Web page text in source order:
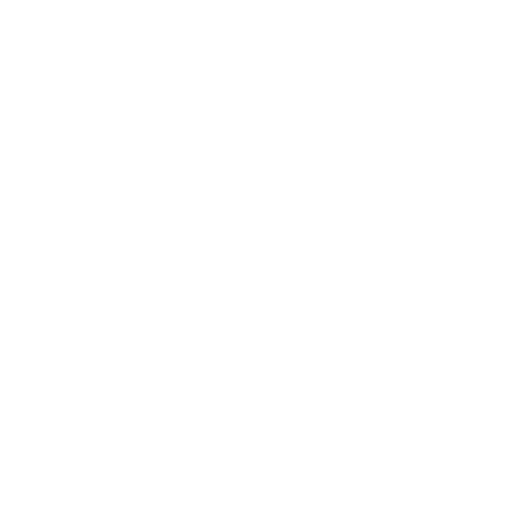
e Paisagismo para Condomínios
e Paisagismo Residencial
Jardinagem Perto de Mim
Jardinagem Próximo a Mim